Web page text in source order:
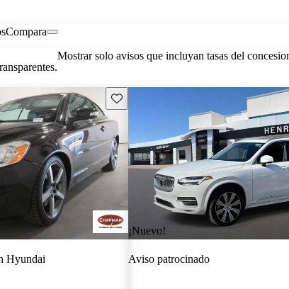
Compara
Mostrar solo avisos que incluyan tasas del
Guarda este Aviso
Hyundai
¡Nuevo!
Aviso patrocinado